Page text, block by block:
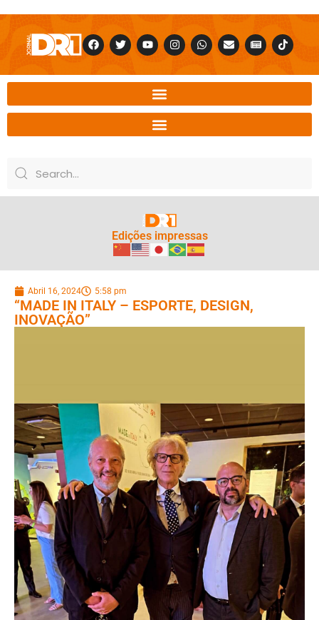
Edições impressas
Abril 16, 2024 5:58 pm
“MADE IN ITALY – ESPORTE, DESIGN,
INOVAÇÃO”